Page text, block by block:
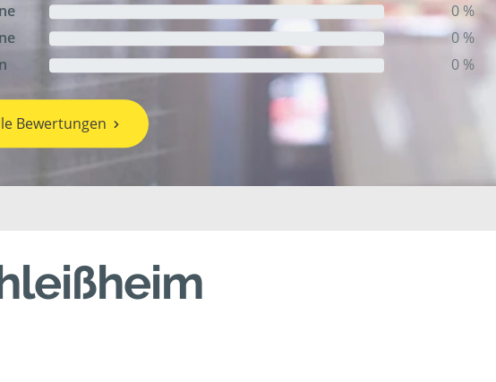
0 %
0 %
0 %
Bewertungen